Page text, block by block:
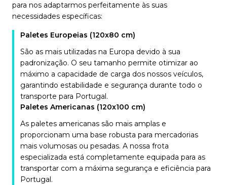
para nos adaptarmos perfeitamente às suas
necessidades específicas:
Paletes Europeias (120x80 cm)
São as mais utilizadas na Europa devido à sua
padronização. O seu tamanho permite otimizar ao
máximo a capacidade de carga dos nossos veículos,
garantindo estabilidade e segurança durante todo o
transporte para Portugal.
Paletes Americanas (120x100 cm)
As paletes americanas são mais amplas e
proporcionam uma base robusta para mercadorias
mais volumosas ou pesadas. A nossa frota
especializada está completamente equipada para as
transportar com a máxima segurança e eficiência para
Portugal.